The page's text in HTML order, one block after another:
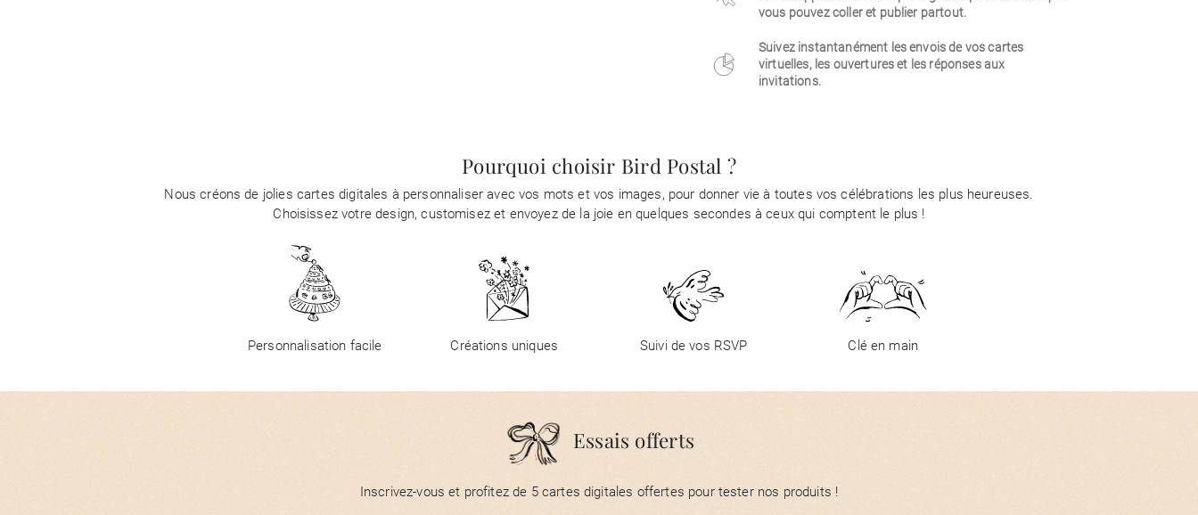
vous pouvez coller et publier partout.
Suivez instantanément les envois de vos cartes
virtuelles, les ouvertures et les réponses aux
invitations.
Pourquoi choisir Bird Postal ?
Nous créons de jolies cartes digitales à personnaliser avec vos mots et vos images, pour donner vie à toutes vos célébrations les plus heureuses.
Choisissez votre design, customisez et envoyez de la joie en quelques secondes à ceux qui comptent le plus !
Personnalisation facile Créations uniques Suivi de vos RSVP Clé en main
Essais offerts
Inscrivez-vous et profitez de 5 cartes digitales offertes pour tester nos produits !